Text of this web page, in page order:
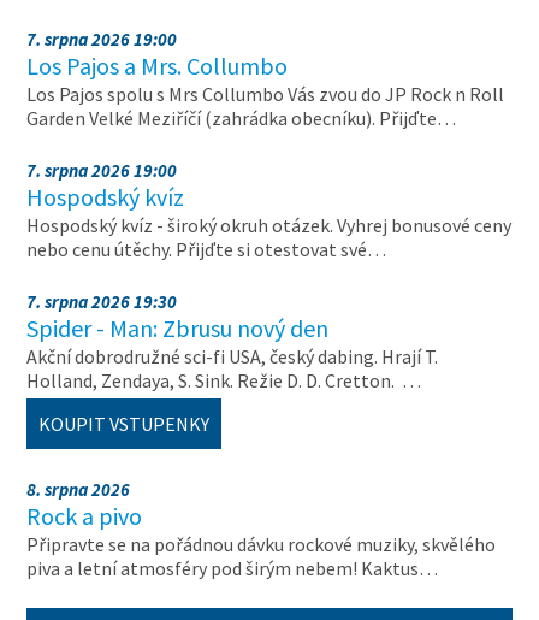
7. srpna 2026 19:00
Los Pajos a Mrs. Collumbo
Los Pajos spolu s Mrs Collumbo Vás zvou do JP Rock n Roll
Garden Velké Meziříčí (zahrádka obecníku). Přijďte…
7. srpna 2026 19:00
Hospodský kvíz
Hospodský kvíz - široký okruh otázek. Vyhrej bonusové ceny
nebo cenu útěchy. Přijďte si otestovat své…
7. srpna 2026 19:30
Spider - Man: Zbrusu nový den
Akční dobrodružné sci-fi USA, český dabing. Hrají T.
Holland, Zendaya, S. Sink. Režie D. D. Cretton. …
KOUPIT VSTUPENKY
8. srpna 2026
Rock a pivo
Připravte se na pořádnou dávku rockové muziky, skvělého
piva a letní atmosféry pod širým nebem! Kaktus…